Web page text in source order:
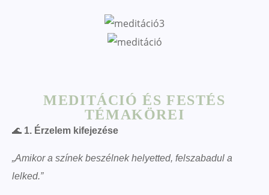
MEDITÁCIÓ ÉS FESTÉS
TÉMAKÖREI
🌊 1. Érzelem kifejezése
„Amikor a színek beszélnek helyetted, felszabadul a
lelked.”